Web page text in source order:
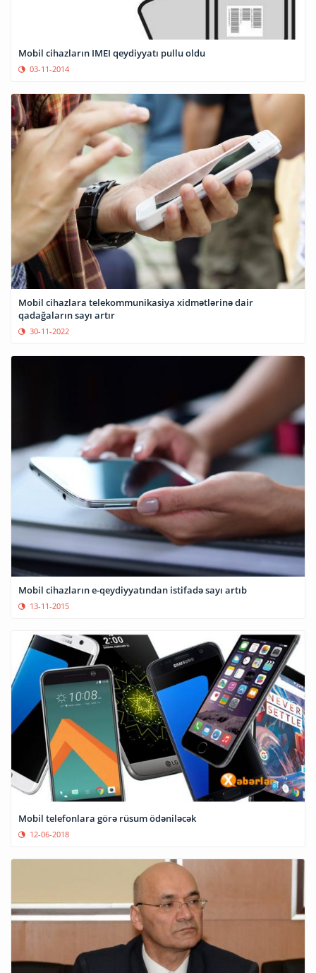
Mobil cihazların IMEI qeydiyyatı pullu oldu
03-11-2014
Mobil cihazlara telekommunikasiya xidmətlərinə dair
qadağaların sayı artır
30-11-2022
Mobil cihazların e-qeydiyyatından istifadə sayı artıb
13-11-2015
Mobil telefonlara görə rüsum ödəniləcək
12-06-2018